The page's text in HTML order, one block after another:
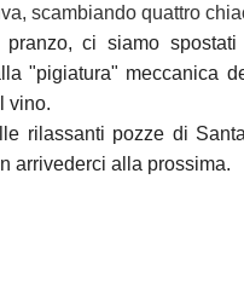
scambiando quattro
ci siamo
"pigiatura" meccanica
vino.
rilassanti pozze di
arrivederci alla prossima.